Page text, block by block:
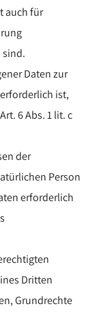
auch für
sind.
Daten zur
ist,
6 Abs. 1 lit. c
der
Person
erforderlich
Dritten
Grundrechte